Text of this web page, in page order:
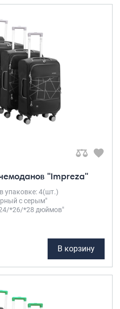
"Impreza"
упаковке: 4(шт.)
с серым"
*26/*28 дюймов"
В корзину